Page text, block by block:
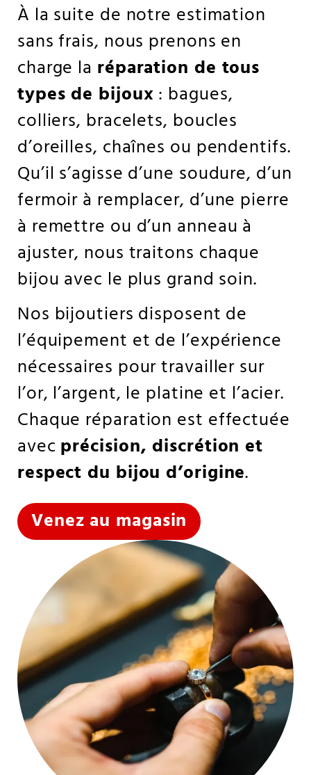
À la suite de notre estimation
sans frais, nous prenons en
charge la réparation de tous
types de bijoux: bagues,
colliers, bracelets, boucles
d’oreilles, chaînes ou pendentifs.
Qu’il s’agisse d’une soudure, d’un
fermoir à remplacer, d’une pierre
à remettre ou d’un anneau à
ajuster, nous traitons chaque
bijou avec le plus grand soin.
Nos bijoutiers disposent de
l’équipement et de l’expérience
nécessaires pour travailler sur
l’or, l’argent, le platine et l’acier.
Chaque réparation est effectuée
avec précision, discrétion et
respect du bijou d’origine.
Venez au magasin